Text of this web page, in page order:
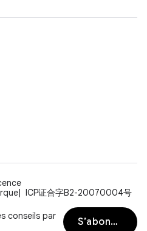
ICP证合字B2-20070004号
conseils par
S’abonner